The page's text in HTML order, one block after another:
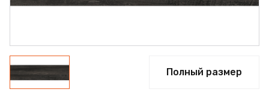
Полный размер